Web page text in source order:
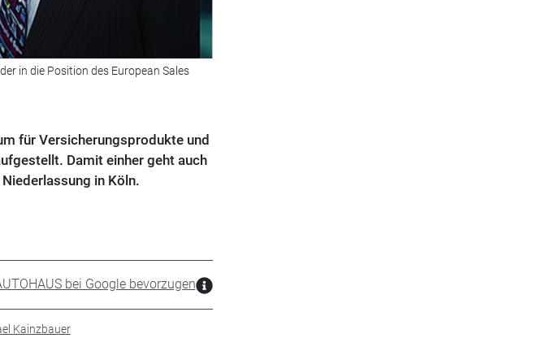
in die Position des European Sales
für Versicherungsprodukte und
Damit einher geht auch
in Köln.
bei Google bevorzugen
Kainzbauer